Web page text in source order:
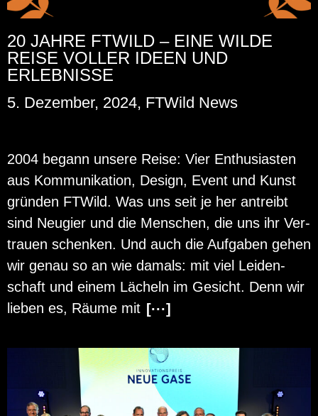
20 JAHRE FTWILD – EINE WILDE
REISE VOLLER IDEEN UND
ERLEBNISSE
5. Dezember, 2024, FTWild News
2004 be­gann un­se­re Reise: Vier En­thu­si­as­ten
aus Kom­mu­ni­ka­ti­on, De­sign, Event und Kunst
grün­den FT­Wild. Was uns seit je her an­treibt
sind Neu­gier und die Men­schen, die uns ihr Ver­
trau­en schen­ken. Und auch die Auf­ga­ben gehen
wir genau so an wie da­mals: mit viel Lei­den­
schaft und einem Lä­cheln im Ge­sicht. Denn wir
lie­ben es, Räume mit [···]